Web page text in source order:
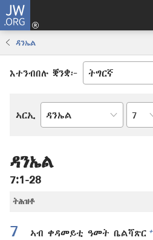
JW.ORG
ዳንኤል
እተንብበሉ ቛንቋ፦
ኣርኢ
መጻሕፍቲ
ቅዱስ
ምዕራፍ
ዳንኤል
7:1-28
ትሕዝቶ
7 ኣብ ቀዳመይቲ ዓመት ቤልሻጽር +